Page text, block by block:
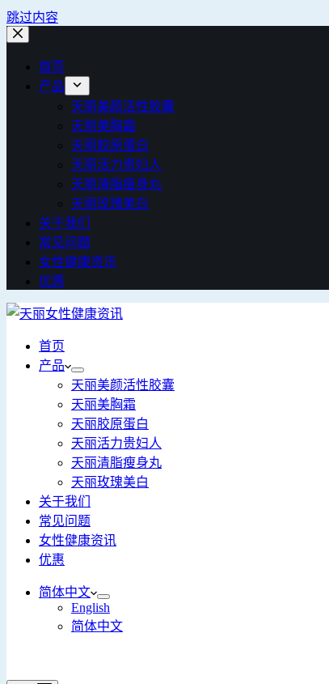
跳过内容
首页
产品
天丽美颜活性胶囊
天丽美胸霜
天丽胶原蛋白
天丽活力贵妇人
天丽清脂瘦身丸
天丽玫瑰美白
关于我们
常见问题
女性健康资讯
优惠
首页
产品
天丽美颜活性胶囊
天丽美胸霜
天丽胶原蛋白
天丽活力贵妇人
天丽清脂瘦身丸
天丽玫瑰美白
关于我们
常见问题
女性健康资讯
优惠
简体中文
English
简体中文